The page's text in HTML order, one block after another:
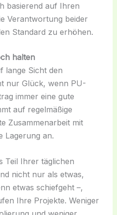
basierend auf Ihren
Verantwortung beider
Standard zu erhöhen.
halten
lange Sicht den
nur Glück, wenn PU-
immer eine gute
auf regelmäßige
Zusammenarbeit mit
Lagerung an.
Teil Ihrer täglichen
nicht nur als etwas,
etwas schiefgeht –,
Ihre Projekte. Weniger